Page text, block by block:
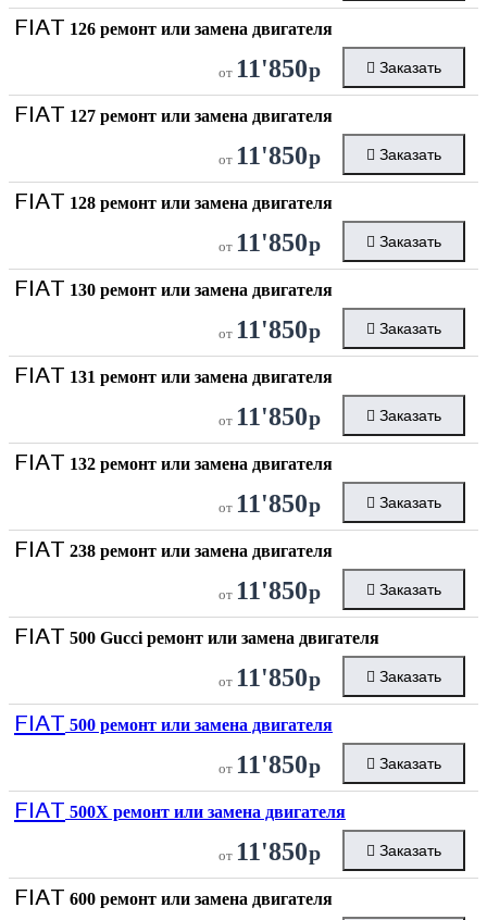
FIAT 126 ремонт или замена двигателя
от 11'850р Заказать
FIAT 127 ремонт или замена двигателя
от 11'850р Заказать
FIAT 128 ремонт или замена двигателя
от 11'850р Заказать
FIAT 130 ремонт или замена двигателя
от 11'850р Заказать
FIAT 131 ремонт или замена двигателя
от 11'850р Заказать
FIAT 132 ремонт или замена двигателя
от 11'850р Заказать
FIAT 238 ремонт или замена двигателя
от 11'850р Заказать
FIAT 500 Gucci ремонт или замена двигателя
от 11'850р Заказать
FIAT 500 ремонт или замена двигателя
от 11'850р Заказать
FIAT 500X ремонт или замена двигателя
от 11'850р Заказать
FIAT 600 ремонт или замена двигателя